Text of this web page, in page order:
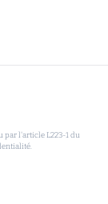
par l'article L223-1 du